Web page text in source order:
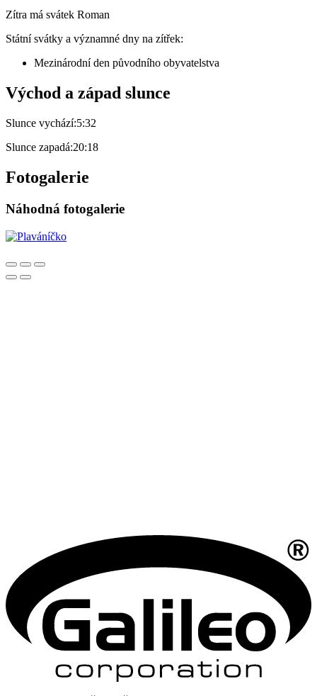
Zítra má svátek Roman
Státní svátky a významné dny na zítřek:
Mezinárodní den původního obyvatelstva
Východ a západ slunce
Slunce vychází:5:32
Slunce zapadá:20:18
Fotogalerie
Náhodná fotogalerie